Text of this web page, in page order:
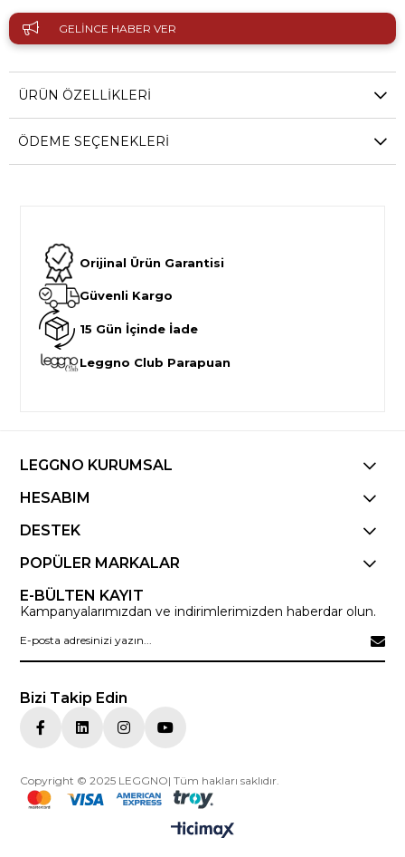
GELINCE HABER VER
ÜRÜN ÖZELLIKLERI
ÖDEME SEÇENEKLERI
Orijinal Ürün Garantisi
Güvenli Kargo
15 Gün İçinde İade
Leggno Club Parapuan
LEGGNO KURUMSAL
HESABIM
DESTEK
POPÜLER MARKALAR
E-BÜLTEN KAYIT
Kampanyalarımızdan ve indirimlerimizden haberdar olun.
Bizi Takip Edin
Copyright © 2025 LEGGNO| Tüm hakları saklıdır.